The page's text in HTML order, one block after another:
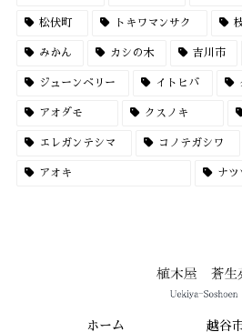
松伏町 トキワマンサク
みかん カシの木 吉川市
ジューンベリー イトヒバ
アオダモ クスノキ
エレガンテシマ コノテガシワ
アオキ ナツ
ホーム 越谷